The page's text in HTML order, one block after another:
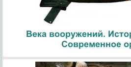
Века вооружений.
Современное